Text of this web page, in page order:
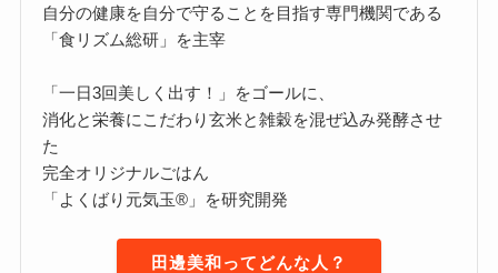
自分の健康を自分で守ることを目指す専門機関である
「食リズム総研」を主宰
「一日3回美しく出す！」をゴールに、
消化と栄養にこだわり玄米と雑穀を混ぜ込み発酵させ
た
完全オリジナルごはん
「よくばり元気玉®」を研究開発
田邊美和ってどんな人？